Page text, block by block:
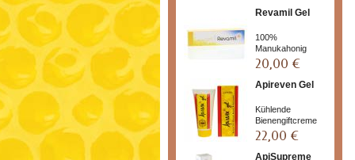
Revamil Gel
100%
Manukahonig
20,00 €
Apireven Gel
Kühlende
Bienengiftcreme
22,00 €
ApiSupreme